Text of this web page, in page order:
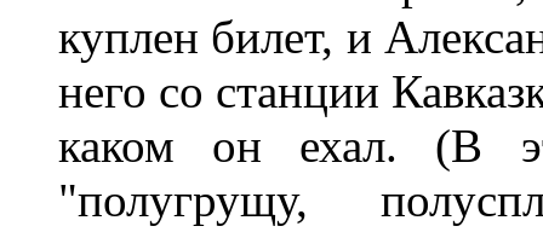
куплен билет, и
него со станции
каком он ехал. (В
"полугрущу,